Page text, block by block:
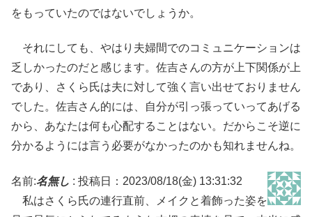
をもっていたのではないでしょうか。
それにしても、やはり夫婦間でのコミュニケーションは
乏しかったのだと感じます。佐吉さんの方が上下関係が上
であり、さくら氏は夫に対して強く言い出せておりません
でした。佐吉さん的には、自分が引っ張っていってあげる
から、あなたは何も心配することはない。だからこそ逆に
分かるようには言う必要がなかったのかも知れませんね。
名前:名無し : 投稿日：2023/08/18(金) 13:31:32
私はさくら氏の連行直前、メイクと着飾った姿を